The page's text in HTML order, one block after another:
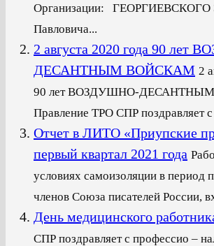
Организации: ГЕОРГИЕВСКОГО
Павловича...
2 августа 2020 года 90 лет
ДЕСАНТНЫМ ВОЙСКАМ 2
90 лет ВОЗДУШНО-
Правление ТРО СПР поздравляет
Отчет в ЛИТО «Приупские
первый квартал 2021 года
условиях самоизоляции в период
членов Союза писателей России,
День медицинского
СПР поздравляет с профессио –